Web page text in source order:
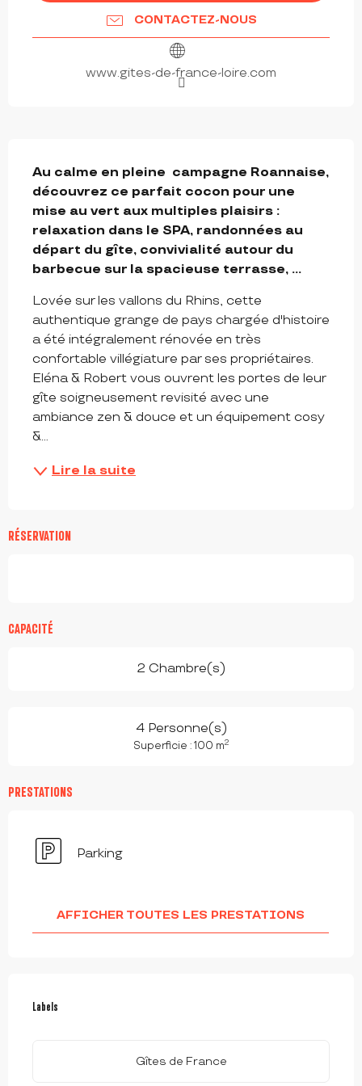
CONTACTEZ-NOUS
www.gites-de-france-loire.com
Au calme en pleine  campagne Roannaise,
découvrez ce parfait cocon pour une
mise au vert aux multiples plaisirs :
relaxation dans le SPA, randonnées au
départ du gîte, convivialité autour du
barbecue sur la spacieuse terrasse, ...
Lovée sur les vallons du Rhins, cette
authentique grange de pays chargée d'histoire
a été intégralement rénovée en très
confortable villégiature par ses propriétaires.
Eléna & Robert vous ouvrent les portes de leur
gîte soigneusement revisité avec une
ambiance zen & douce et un équipement cosy
&...
Lire la suite
RÉSERVATION
CAPACITÉ
2 Chambre(s)
4 Personne(s)
Superficie : 100 m2
PRESTATIONS
Parking
AFFICHER TOUTES LES PRESTATIONS
Labels
Labels
Gîtes de France